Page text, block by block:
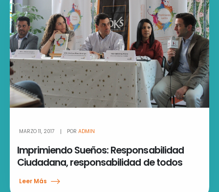
MARZO 11, 2017 POR ADMIN
Imprimiendo Sueños: Responsabilidad
Ciudadana, responsabilidad de todos
Leer Más